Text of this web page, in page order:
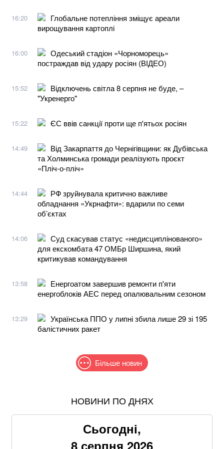
16:20
Глобальне потепління зміщує ареали
вирощування картоплі
16:00
Одеський стадіон «Чорноморець»
постраждав від удару росіян (ВІДЕО)
15:52
Відключень світла 8 серпня не буде, –
"Укренерго"
15:22 ЄС ввів санкції проти ще п'ятьох росіян
14:49
Від Закарпаття до Чернігівщини: як Дубівська
та Холминська громади реалізують проєкт
«Пліч-о-пліч»
14:44
РФ зруйнувала критично важливе
обладнання «Укрнафти»: вдарили по семи
об’єктах
14:06
Суд скасував статус «недисциплінованого»
для екскомбата 47 ОМБр Ширшина, який
критикував командування
13:58
Енергоатом завершив ремонти п'яти
енергоблоків АЕС перед опалювальним сезоном
13:29
Українська ППО у липні збила лише 29 зі 195
балістичних ракет
Більше новин
Зеленський та Сибіга відреагували на ухвалення
Хацкевич: Гуцуляк навіть не прийшов потиснути
НОВИНИ ПО ДНЯХ
Сьогодні,
8 серпня 2026